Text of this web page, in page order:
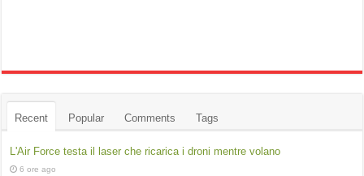
Recent Popular Comments Tags
L'Air Force testa il laser che ricarica i droni mentre volano
6 ore ago